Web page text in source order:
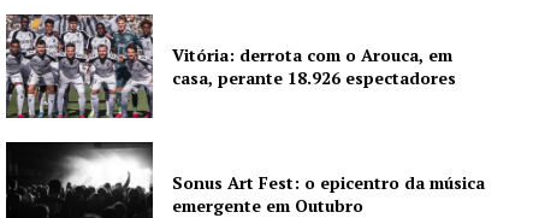
Vitória: derrota com o Arouca, em
casa, perante 18.926 espectadores
Sonus Art Fest: o epicentro da música
emergente em Outubro